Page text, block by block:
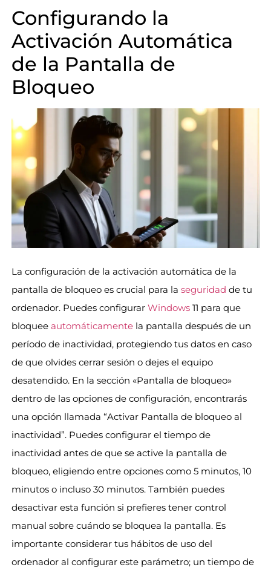
Configurando la
Activación Automática
de la Pantalla de
Bloqueo
La configuración de la activación automática de la
pantalla de bloqueo es crucial para la seguridad de tu
ordenador. Puedes configurar Windows11 para que
bloquee automáticamentela pantalla después de un
período de inactividad, protegiendo tus datos en caso
de que olvides cerrar sesión o dejes el equipo
desatendido. En la sección «Pantalla de bloqueo»
dentro de las opciones de configuración, encontrarás
una opción llamada “Activar Pantalla de bloqueo al
inactividad”. Puedes configurar el tiempo de
inactividad antes de que se active la pantalla de
bloqueo, eligiendo entre opciones como 5 minutos, 10
minutos o incluso 30 minutos. También puedes
desactivar esta función si prefieres tener control
manual sobre cuándo se bloquea la pantalla. Es
importante considerar tus hábitos de uso del
ordenador al configurar este parámetro; un tiempo de